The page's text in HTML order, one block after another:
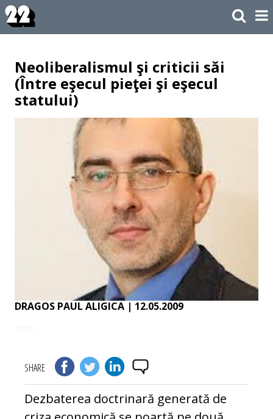
Neoliberalismul şi criticii săi
(Între eşecul pieţei şi eşecul
statului)
DRAGOS PAUL ALIGICA | 12.05.2009
SHARE
Dezbaterea doctrinară generată de